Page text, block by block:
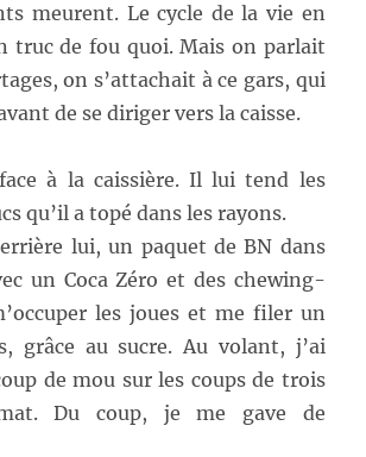
meurent. Le cycle de la vie en
truc de fou quoi. Mais on parlait
on s’attachait à ce gars, qui
de se diriger vers la caisse.
à la caissière. Il lui tend les
qu’il a topé dans les rayons.
lui, un paquet de BN dans
un Coca Zéro et des chewing-
les joues et me filer un
grâce au sucre. Au volant, j’ai
de mou sur les coups de trois
Du coup, je me gave de